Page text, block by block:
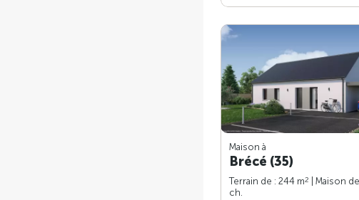
Maison à
Brécé (35)
Terrain de : 244 m2 | Maison
ch.